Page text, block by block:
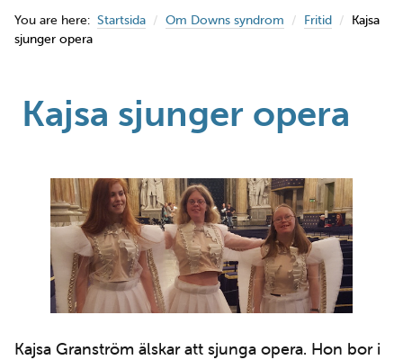
You are here: Startsida Om Downs syndrom Fritid
Kajsa
sjunger opera
Kajsa sjunger opera
Kajsa Granström älskar att sjunga opera. Hon bor i